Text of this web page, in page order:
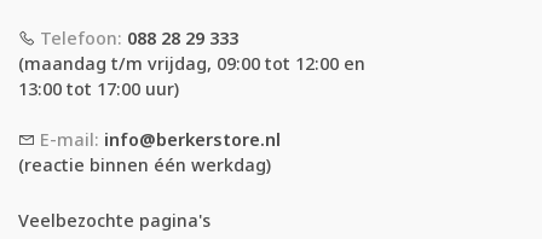
Telefoon: 088 28 29 333
(maandag t/m vrijdag, 09:00 tot 12:00 en
13:00 tot 17:00 uur)
E-mail: info@berkerstore.nl
(reactie binnen één werkdag)
Veelbezochte pagina's